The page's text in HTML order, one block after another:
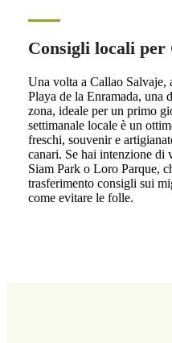
Consigli locali per
Una volta a Callao Salvaje,
Playa de la Enramada, una
zona, ideale per un primo
settimanale locale è un
freschi, souvenir e
canari. Se hai intenzione di
Siam Park o Loro Parque,
trasferimento consigli sui
come evitare le folle.